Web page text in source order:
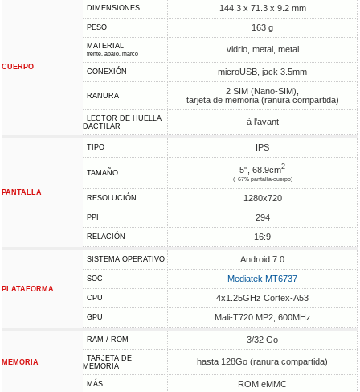
CUERPO
DIMENSIONES 144.3 x 71.3 x 9.2 mm
PESO 163 g
MATERIAL
frente, abajo, marco vidrio, metal, metal
CONEXIÓN microUSB, jack 3.5mm
RANURA
2 SIM (Nano-SIM),
tarjeta de memoria (ranura compartida)
LECTOR DE HUELLA
DACTILAR
à l'avant
PANTALLA
TIPO IPS
TAMAÑO 5", 68.9cm2
(~67% pantalla-cuerpo)
RESOLUCIÓN 1280x720
PPI 294
RELACIÓN 16:9
PLATAFORMA
SISTEMA OPERATIVO Android 7.0
SOC Mediatek MT6737
CPU 4x1.25GHz Cortex-A53
GPU Mali-T720 MP2, 600MHz
MEMORIA
RAM / ROM 3/32 Go
TARJETA DE
MEMORIA
hasta 128Go (ranura compartida)
MÁS ROM eMMC